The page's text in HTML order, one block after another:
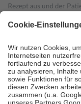
Rezept aus und der
Kosten dafür, der
Grundsätzlich leisten
Prozent des
höchstens zehn Euro.
Kosten der Leistung zu
Diese Regeln gelten
Bei Heilmitteln und